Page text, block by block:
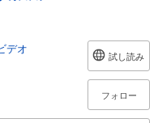
デオ
試し読み
フォロー